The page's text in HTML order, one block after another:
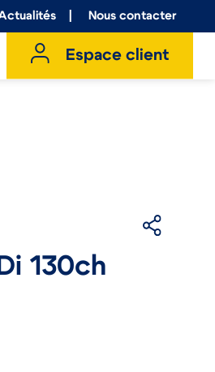
Nous contacter
Espace client
130ch